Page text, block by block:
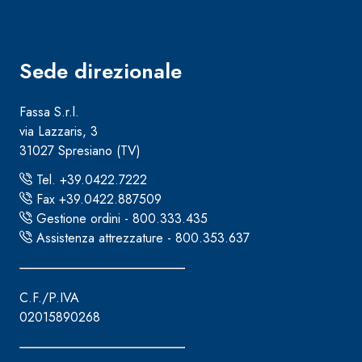
Sistema ISOLAMENTO TERMICO FASSATHERM
Collante-rasante alleggerito, fibrato, con calce
Sede direzionale
Fassa S.r.l.
via Lazzaris, 3
31027 Spresiano (TV)
Tel. +39.0422.7222
Fax +39.0422.887509
Gestione ordini - 800.333.435
Assistenza attrezzature - 800.353.637
C.F./P.IVA
02015890268